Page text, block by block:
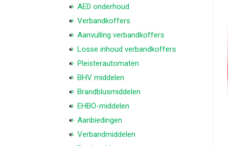
AED onderhoud
Verbandkoffers
Aanvulling verbandkoffers
Losse inhoud verbandkoffers
Pleisterautomaten
BHV middelen
Brandblusmiddelen
EHBO-middelen
Aanbiedingen
Verbandmiddelen